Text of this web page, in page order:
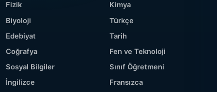
Fizik
Kimya
Biyoloji
Türkçe
Edebiyat
Tarih
Coğrafya
Fen ve Teknoloji
Sosyal Bilgiler
Sınıf Öğretmeni
İngilizce
Fransızca